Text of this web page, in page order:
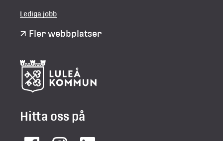
Lediga jobb
Fler webbplatser
Hitta oss på